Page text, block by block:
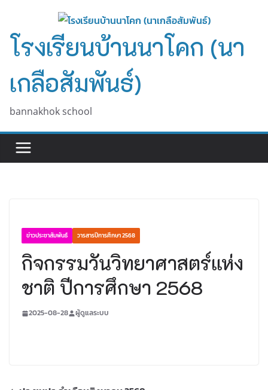
content
โรงเรียนบ้านนาโคก (นา
เกลือสัมพันธ์)
bannakhok school
ข่าวประชาสัมพันธ์ วารสารปีการศึกษา 2568
กิจกรรมวันวิทยาศาสตร์แห่ง
ชาติ ปีการศึกษา 2568
2025-08-28 ผู้ดูแลระบบ